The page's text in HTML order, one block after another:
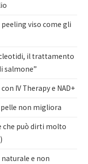
peeling viso come gli
il trattamento
salmone”
IV Therapy e NAD+
pelle non migliora
che può dirti molto
e non